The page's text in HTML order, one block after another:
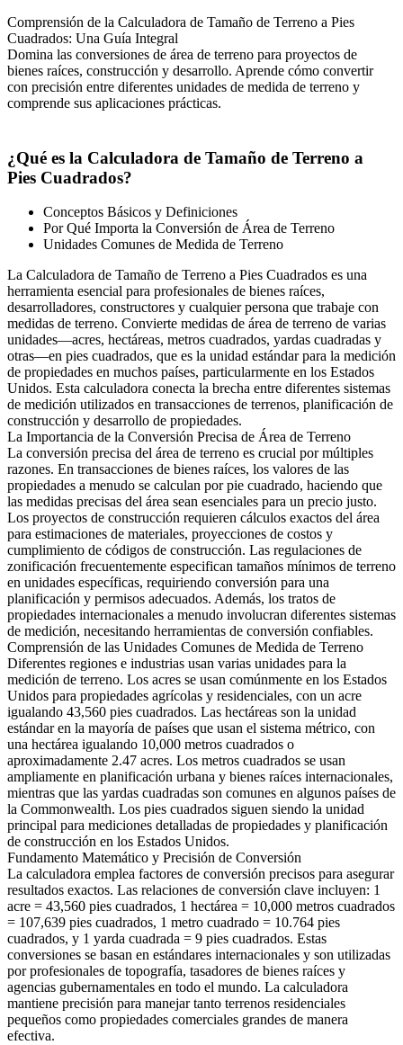
Comprensión de la Calculadora de Tamaño de Terreno a Pies
Cuadrados: Una Guía Integral
Domina las conversiones de área de terreno para proyectos de
bienes raíces, construcción y desarrollo. Aprende cómo convertir
con precisión entre diferentes unidades de medida de terreno y
comprende sus aplicaciones prácticas.
¿Qué es la Calculadora de Tamaño de Terreno a
Pies Cuadrados?
Conceptos Básicos y Definiciones
Por Qué Importa la Conversión de Área de Terreno
Unidades Comunes de Medida de Terreno
La Calculadora de Tamaño de Terreno a Pies Cuadrados es una
herramienta esencial para profesionales de bienes raíces,
desarrolladores, constructores y cualquier persona que trabaje con
medidas de terreno. Convierte medidas de área de terreno de varias
unidades—acres, hectáreas, metros cuadrados, yardas cuadradas y
otras—en pies cuadrados, que es la unidad estándar para la medición
de propiedades en muchos países, particularmente en los Estados
Unidos. Esta calculadora conecta la brecha entre diferentes sistemas
de medición utilizados en transacciones de terrenos, planificación de
construcción y desarrollo de propiedades.
La Importancia de la Conversión Precisa de Área de Terreno
La conversión precisa del área de terreno es crucial por múltiples
razones. En transacciones de bienes raíces, los valores de las
propiedades a menudo se calculan por pie cuadrado, haciendo que
las medidas precisas del área sean esenciales para un precio justo.
Los proyectos de construcción requieren cálculos exactos del área
para estimaciones de materiales, proyecciones de costos y
cumplimiento de códigos de construcción. Las regulaciones de
zonificación frecuentemente especifican tamaños mínimos de terreno
en unidades específicas, requiriendo conversión para una
planificación y permisos adecuados. Además, los tratos de
propiedades internacionales a menudo involucran diferentes sistemas
de medición, necesitando herramientas de conversión confiables.
Comprensión de las Unidades Comunes de Medida de Terreno
Diferentes regiones e industrias usan varias unidades para la
medición de terreno. Los acres se usan comúnmente en los Estados
Unidos para propiedades agrícolas y residenciales, con un acre
igualando 43,560 pies cuadrados. Las hectáreas son la unidad
estándar en la mayoría de países que usan el sistema métrico, con
una hectárea igualando 10,000 metros cuadrados o
aproximadamente 2.47 acres. Los metros cuadrados se usan
ampliamente en planificación urbana y bienes raíces internacionales,
mientras que las yardas cuadradas son comunes en algunos países de
la Commonwealth. Los pies cuadrados siguen siendo la unidad
principal para mediciones detalladas de propiedades y planificación
de construcción en los Estados Unidos.
Fundamento Matemático y Precisión de Conversión
La calculadora emplea factores de conversión precisos para asegurar
resultados exactos. Las relaciones de conversión clave incluyen: 1
acre = 43,560 pies cuadrados, 1 hectárea = 10,000 metros cuadrados
= 107,639 pies cuadrados, 1 metro cuadrado = 10.764 pies
cuadrados, y 1 yarda cuadrada = 9 pies cuadrados. Estas
conversiones se basan en estándares internacionales y son utilizadas
por profesionales de topografía, tasadores de bienes raíces y
agencias gubernamentales en todo el mundo. La calculadora
mantiene precisión para manejar tanto terrenos residenciales
pequeños como propiedades comerciales grandes de manera
efectiva.